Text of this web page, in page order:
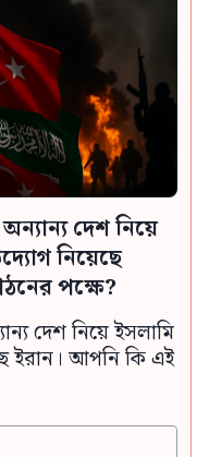
দেশ নিয়ে
নিয়েছে
পক্ষে?
দেশ নিয়ে ইসলামি
ইরান। আপনি কি এই